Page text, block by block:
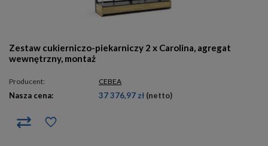
Zestaw cukierniczo-piekarniczy 2 x Carolina, agregat
wewnętrzny, montaż
Producent: CEBEA
Nasza cena: 37 376,97 zł (netto)